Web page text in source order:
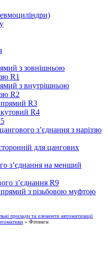
з зовнішньою
R1
з внутрішньою
R2
прямий R3
R4
з’єднання з наріззю
для цангових
з’єднання на менший
з’єднання R9
з різьбовою муфтою
прилади та елементи автоматизації
» Фітинги